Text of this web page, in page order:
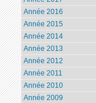
Année 2016
Année 2015
Année 2014
Année 2013
Année 2012
Année 2011
Année 2010
Année 2009